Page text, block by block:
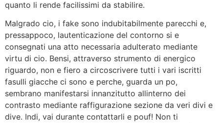
quanto li rende facilissimi da stabilire.
Malgrado cio, i fake sono indubitabilmente parecchi e,
pressappoco, lautenticazione del contorno si e
consegnati una atto necessaria adulterato mediante
virtu di cio. Bensi, attraverso strumento di energico
riguardo, non e fiero a circoscrivere tutti i vari iscritti
fasulli giacche ci sono e perche, guarda un po,
sembrano manifestarsi innanzitutto allinterno dei
contrasto mediante raffigurazione sezione da veri divi e
dive. Indi, vai durante contattarli e pouf! Non ti